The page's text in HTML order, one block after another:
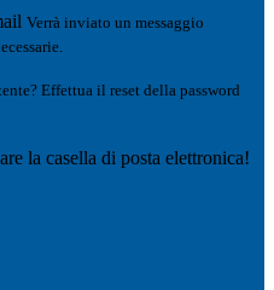
Verrà inviato un messaggio
Effettua il reset della password
la casella di posta elettronica!